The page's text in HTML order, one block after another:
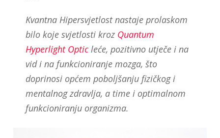
Kvantna Hipersvjetlost nastaje prolaskom
bilo koje svjetlosti kroz Quantum
Hyperlight Opticleće, pozitivno utječe i na
vid i na funkcioniranje mozga, što
doprinosi općem poboljšanju fizičkog i
mentalnog zdravlja, a time i optimalnom
funkcioniranju organizma.